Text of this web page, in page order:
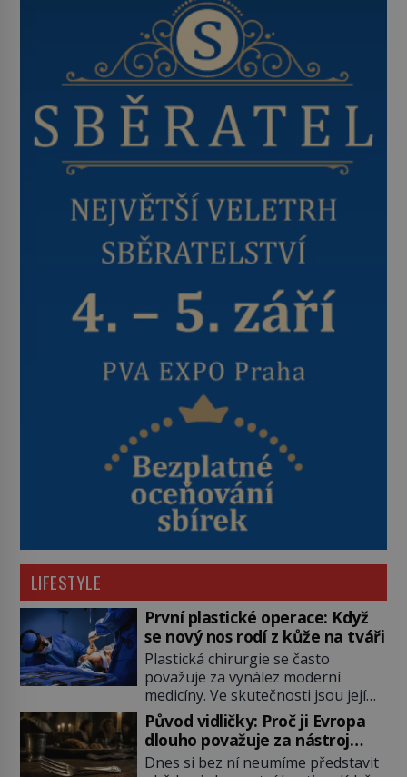
LIFESTYLE
První plastické operace: Když
se nový nos rodí z kůže na tváři
Plastická chirurgie se často
považuje za vynález moderní
medicíny. Ve skutečnosti jsou její
kořeny staré více než dva a půl
tisíce let. V dobách, kdy ještě
neexistují antibiotika ani anestezie,
se odvážní lékaři pokoušejí vracet
Původ vidličky: Proč ji Evropa
dlouho považuje za nástroj
samotného satana?
Dnes si bez ní neumíme představit